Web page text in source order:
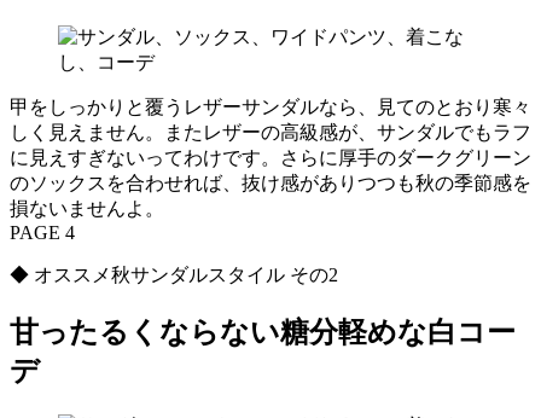
甲をしっかりと覆うレザーサンダルなら、見てのとおり寒々
しく見えません。またレザーの高級感が、サンダルでもラフ
に見えすぎないってわけです。さらに厚手のダークグリーン
のソックスを合わせれば、抜け感がありつつも秋の季節感を
損ないませんよ。
PAGE 4
◆ オススメ秋サンダルスタイル その2
甘ったるくならない糖分軽めな白コー
デ